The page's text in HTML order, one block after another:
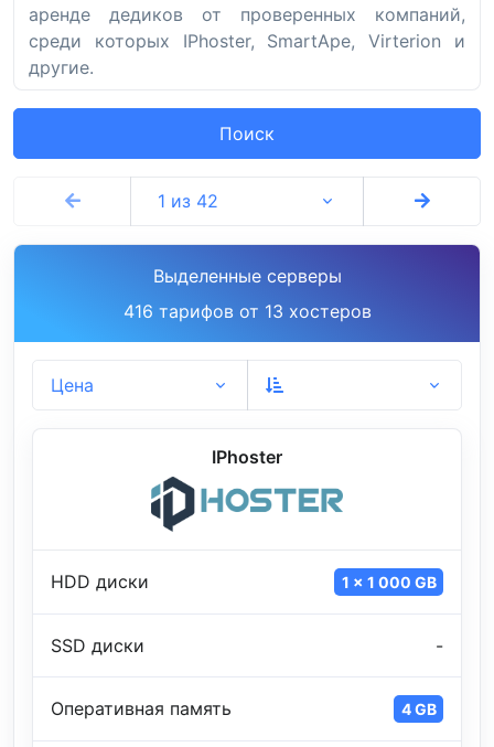
аренде дедиков от проверенных компаний,
среди которых IPhoster, SmartApe, Virterion и
другие.
Поиск
1 из 42
Выделенные серверы
416 тарифов от 13 хостеров
Цена
IPhoster
HDD диски 1 x 1 000 GB
SSD диски -
Оперативная память 4 GB